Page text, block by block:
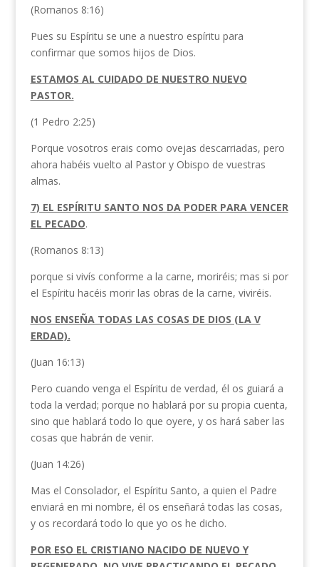
(Romanos 8:16)
Pues su Espíritu se une a nuestro espíritu para
confirmar que somos hijos de Dios.
ESTAMOS AL CUIDADO DE NUESTRO NUEVO
PASTOR.
(1 Pedro 2:25)
Porque vosotros erais como ovejas descarriadas, pero
ahora habéis vuelto al Pastor y Obispo de vuestras
almas.
7) EL ESPÍRITU SANTO NOS DA PODER PARA VENCER
EL PECADO.
(Romanos 8:13)
porque si vivís conforme a la carne, moriréis; mas si por
el Espíritu hacéis morir las obras de la carne, viviréis.
NOS ENSEÑA TODAS LAS COSAS DE DIOS (LA V
ERDAD).
(Juan 16:13)
Pero cuando venga el Espíritu de verdad, él os guiará a
toda la verdad; porque no hablará por su propia cuenta,
sino que hablará todo lo que oyere, y os hará saber las
cosas que habrán de venir.
(Juan 14:26)
Mas el Consolador, el Espíritu Santo, a quien el Padre
enviará en mi nombre, él os enseñará todas las cosas,
y os recordará todo lo que yo os he dicho.
POR ESO EL CRISTIANO NACIDO DE NUEVO Y